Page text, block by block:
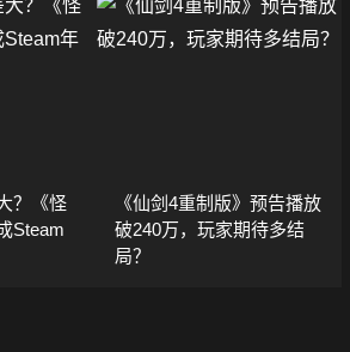
？《怪
Steam
《仙剑4重制版》预告播放
破240万，玩家期待多结
局？